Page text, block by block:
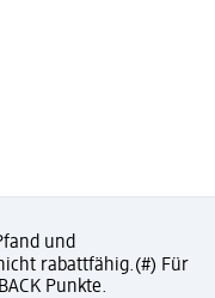
und
rabattfähig.(#) Für
Punkte.